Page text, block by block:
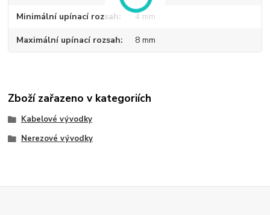
Minimální upínací rozsah 4 mm
Maximální upínací rozsah 8 mm
Zboží zařazeno v kategoriích
Kabelové vývodky
Nerezové vývodky